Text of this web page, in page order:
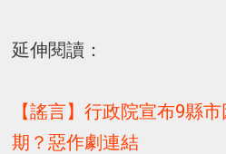
延伸閱讀：
【謠言】行政院宣布9縣
期？惡作劇連結